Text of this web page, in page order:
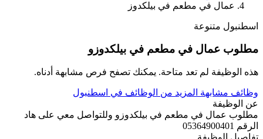
عمال في مطعم في بيلكدوز
اسطنبول متنوعة
مطلوب عمال في مطعم في بيلكدوزو
هذه الوظيفة لم تعد متاحة. يمكنك تصفح فرص مشابهة أدناه.
وظائف مشابهة المزيد من الوظائف في اسطنبول
عن الوظيفة
مطلوب عمال في مطعم في بيلكدوزو وللتواصل معي على هاد
الرقم 05364900401